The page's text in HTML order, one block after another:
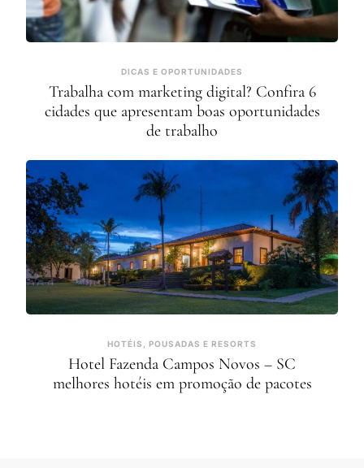
DICAS E OPORTUNIDADES
Trabalha com marketing digital? Confira 6
cidades que apresentam boas oportunidades
de trabalho
HOTÉIS, POUSADAS E RESORTS
Hotel Fazenda Campos Novos – SC
melhores hotéis em promoção de pacotes